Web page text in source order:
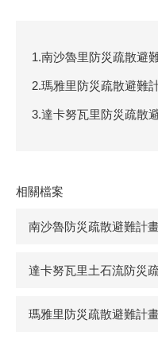
1.南沙魯里防災疏散避
2.瑪雅里防災疏散避難
3.達卡努瓦里防災疏散
相關檔案
南沙魯防災疏散避難計
達卡努瓦里土石流防災
瑪雅里防災疏散避難計